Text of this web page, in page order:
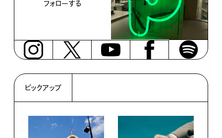
フォローする
ピックアップ